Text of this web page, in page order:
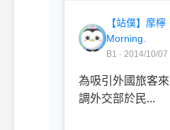
【站僕】摩檸
Morning.
B1 · 2014/10/07
為吸引外國旅客
調外交部於民...